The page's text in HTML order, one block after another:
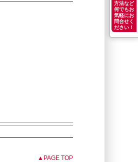
方法など
何でもお
気軽にお
問合せく
ださい！
▲PAGE TOP